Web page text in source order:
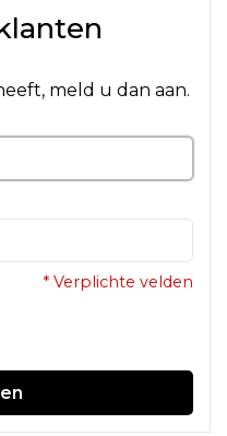
meld u dan aan.
* Verplichte velden